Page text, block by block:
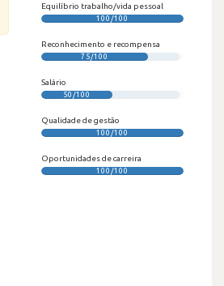
Equilíbrio trabalho/vida pessoal
100/100
Reconhecimento e recompensa
75/100
Salário
50/100
Qualidade de gestão
100/100
Oportunidades de carreira
100/100